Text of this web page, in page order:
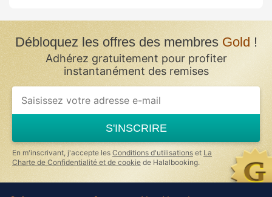
Débloquez les offres des membres Gold !
Adhérez gratuitement pour profiter
instantanément des remises
S'INSCRIRE
En m'inscrivant, j'accepte les Conditions d'utilisations et La
Charte de Confidentialité et de cookie de Halalbooking.